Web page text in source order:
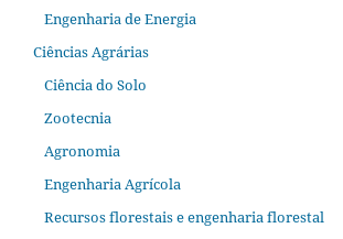
Engenharia de Energia
Ciências Agrárias
Ciência do Solo
Zootecnia
Agronomia
Engenharia Agrícola
Recursos florestais e engenharia florestal